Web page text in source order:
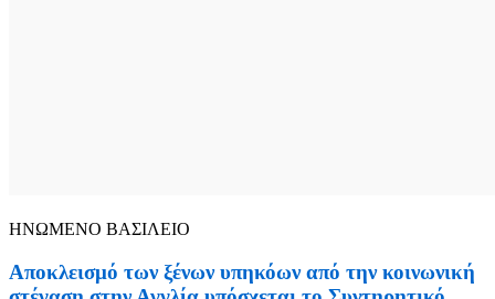
ΗΝΩΜΕΝΟ ΒΑΣΙΛΕΙΟ
Αποκλεισμό των ξένων υπηκόων από την κοινωνική